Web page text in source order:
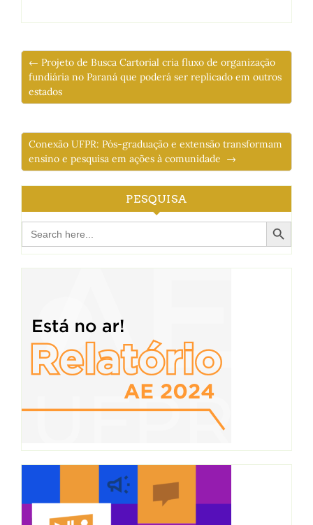
← Projeto de Busca Cartorial cria fluxo de organização
fundiária no Paraná que poderá ser replicado em outros
estados
Conexão UFPR: Pós-graduação e extensão transformam
ensino e pesquisa em ações à comunidade →
PESQUISA
Search
for:
Search Button